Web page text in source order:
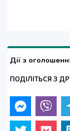
Дії з
ПОДІЛІТЬСЯ З